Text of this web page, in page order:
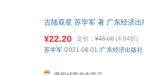
古陆双星 苏学军 著 广东经济
¥22.20 定价： ¥45.00 (4.94折)
苏学军 /2021-08-01 /广东经济出版社